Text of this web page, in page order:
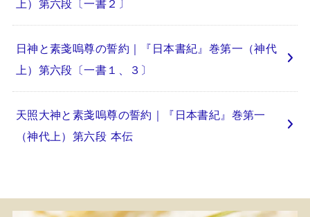
日神と素戔嗚尊の誓約｜『日本書紀』巻第一（神代
上）第六段〔一書１、３〕
天照大神と素戔嗚尊の誓約｜『日本書紀』巻第一
（神代上）第六段 本伝